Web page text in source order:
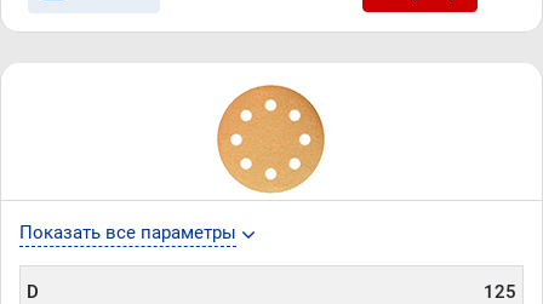
Показать все параметры
D 125